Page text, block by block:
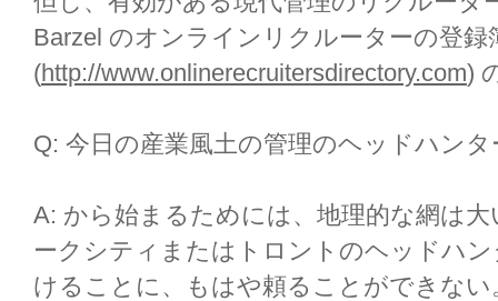
Barzel のオンラインリクルーターの登録
(http://www.onlinerecruitersdirectory.com)
Q: 今日の産業風土の管理のヘッドハン
A: から始まるためには、地理的な網は
ークシティまたはトロントのヘッドハ
けることに、もはや頼ることができな